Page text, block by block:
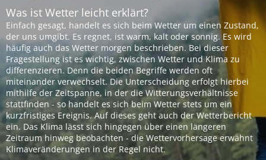
Was ist Wetter leicht erklärt?
Einfach gesagt, handelt es sich beim Wetter um einen Zustand,
der uns umgibt. Es regnet, ist warm, kalt oder sonnig. Es wird
häufig auch das Wetter morgen beschrieben. Bei dieser
Fragestellung ist es wichtig, zwischen Wetter und Klima zu
differenzieren. Denn die beiden Begriffe werden oft
miteinander verwechselt. Die Unterscheidung erfolgt hierbei
mithilfe der Zeitspanne, in der die Witterungsverhältnisse
stattfinden - so handelt es sich beim Wetter stets um ein
kurzfristiges Ereignis. Auf dieses geht auch der Wetterbericht
ein. Das Klima lässt sich hingegen über einen längeren
Zeitraum hinweg beobachten - die Wettervorhersage erwähnt
Klimaveränderungen in der Regel nicht.